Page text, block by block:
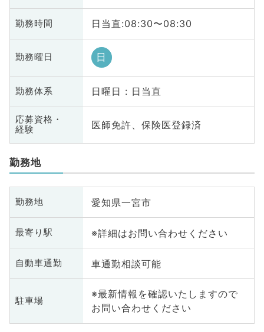
勤務時間 日当直:08:30〜08:30
勤務曜日 日
勤務体系 日曜日 : 日当直
応募資格・
経験
医師免許、保険医登録済
勤務地
勤務地 愛知県一宮市
最寄り駅 ※詳細はお問い合わせください
自動車通勤 車通勤相談可能
駐車場
※最新情報を確認いたしますので
お問い合わせください